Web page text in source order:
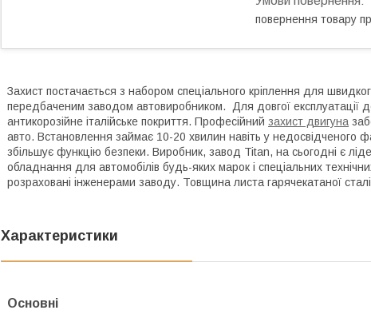
повернення товару
Захист постачається з набором спеціального кріплення для
передбаченим заводом автовиробником. Для довгої експлуатації
антикорозійне італійське покриття. Професійний захист двигуна
авто. Встановлення займає 10-20 хвилин навіть у недосвідченого
збільшує функцію безпеки. Виробник, завод Titan, на сьогодні є
обладнання для автомобілів будь-яких марок і спеціальних
розраховані інженерами заводу. Товщина листа гарячекатаної
Характеристики
Основні